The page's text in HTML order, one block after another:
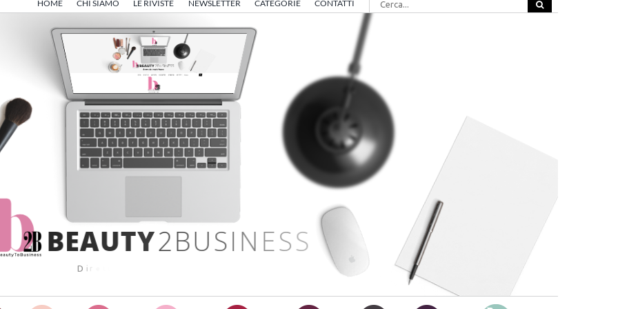
HOME CHI SIAMO LE RIVISTE NEWSLETTER CATEGORIE CONTATTI
per:
BEAUTY2BUSINE SS
D ir